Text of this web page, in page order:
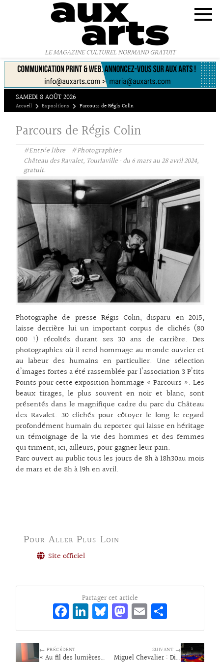
LE MAGAZINE CULTUREL NORMAND GRATUIT
SAMEDI 8 AOÛT 2026
Accueil Expositions Parcours de Régis Colin
Parcours de Régis Colin
#Entrée libre
#Photographies
Château des Ravalet, Tourlaville · du 6 mars au 28 avril 2024,
gratuit.
Photographe de presse Régis Colin, disparu en 2015,
laisse derrière lui un important corpus de clichés (80
000 !) récoltés durant ses 30 ans de carrière. Des
photographies où il rend hommage au monde ouvrier et
au labeur des humains en particulier. Une sélection
d’images fortes a été rassemblée par l’association 3 P’tits
Points pour cette exposition hommage « Parcours ». Les
beaux tirages, le plus souvent en noir et blanc, sont
présentés dans le magnifique cadre du parc du Château
des Ravalet. 30 clichés pour côtoyer le long le regard
profondément humain du reporter qui laisse en héritage
un témoignage de la vie des hommes et des femmes
qui triment, ici, ailleurs, pour gagner leur pain.
Parc ouvert au public tous les jours de 8h à 18h30au mois
de mars et de 8h à 19h en avril.
Pour Aller Plus Loin
Site officiel
Partager cet article
Fa
ce
bo
Li
n
Bl
ue
M
as
E
m
ai
rt
ag
← PRÉCÉDENT
« Au fil des lumières » par madé
SUIVANT →
Miguel Chevalier : Digital ParadiCE
Panneau de gestion des cookies